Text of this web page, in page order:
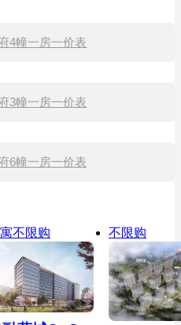
4幢一房一价表
3幢一房一价表
6幢一房一价表
不限购 不限购